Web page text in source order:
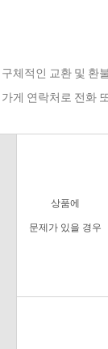
체적인 교환 및 환
게 연락처로 전화
상품에
문제가 있을 경우